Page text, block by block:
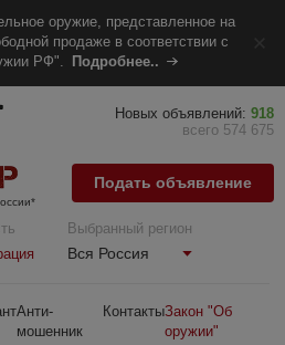
оружие, представленное на
продаже в соответствии с
РФ".
Подробнее..
Выбранный регион
Вся Россия
Анти-
мошенник
КонтактыЗакон "Об
оружии"
Новых объявлений: 918
всего 574 675
Подать объявление